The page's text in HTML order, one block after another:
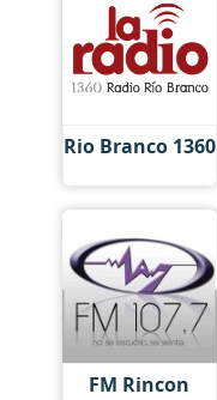
Rio Branco 1360
FM Rincon